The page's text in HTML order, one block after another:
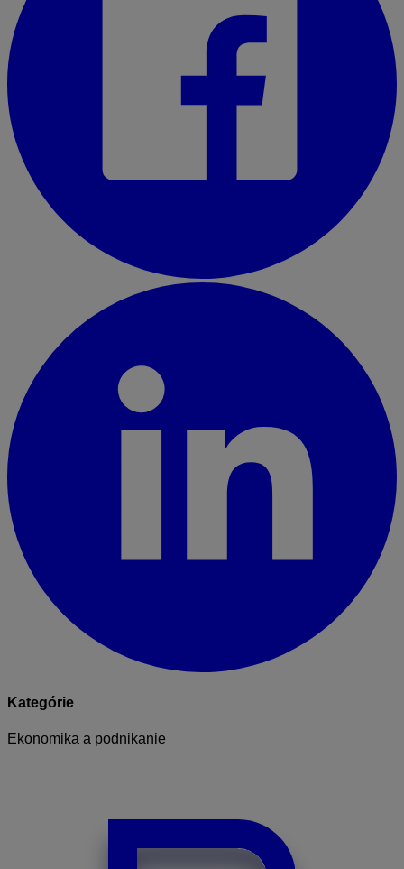
Kategórie
Ekonomika a podnikanie